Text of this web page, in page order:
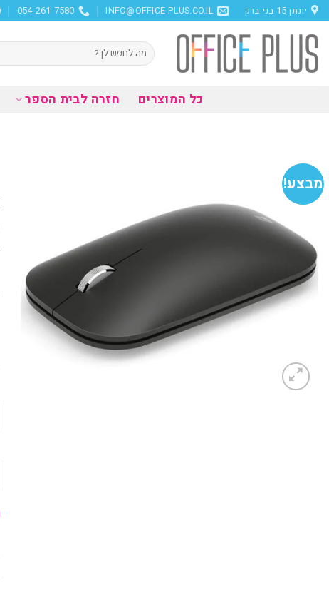
Skip
to
content
יונתן 15 בני ברק INFO@OFFICE-PLUS.CO.IL
054-261-7580
חיפוש
עבור:
כל המוצרים חזרה לבית הספר
מבצע!